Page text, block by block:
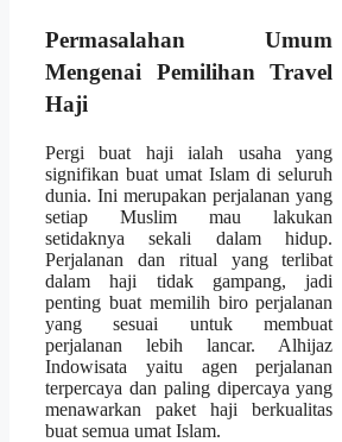
Permasalahan Umum
Mengenai Pemilihan Travel
Haji
Pergi buat haji ialah usaha yang
signifikan buat umat Islam di seluruh
dunia. Ini merupakan perjalanan yang
setiap Muslim mau lakukan
setidaknya sekali dalam hidup.
Perjalanan dan ritual yang terlibat
dalam haji tidak gampang, jadi
penting buat memilih biro perjalanan
yang sesuai untuk membuat
perjalanan lebih lancar. Alhijaz
Indowisata yaitu agen perjalanan
terpercaya dan paling dipercaya yang
menawarkan paket haji berkualitas
buat semua umat Islam.